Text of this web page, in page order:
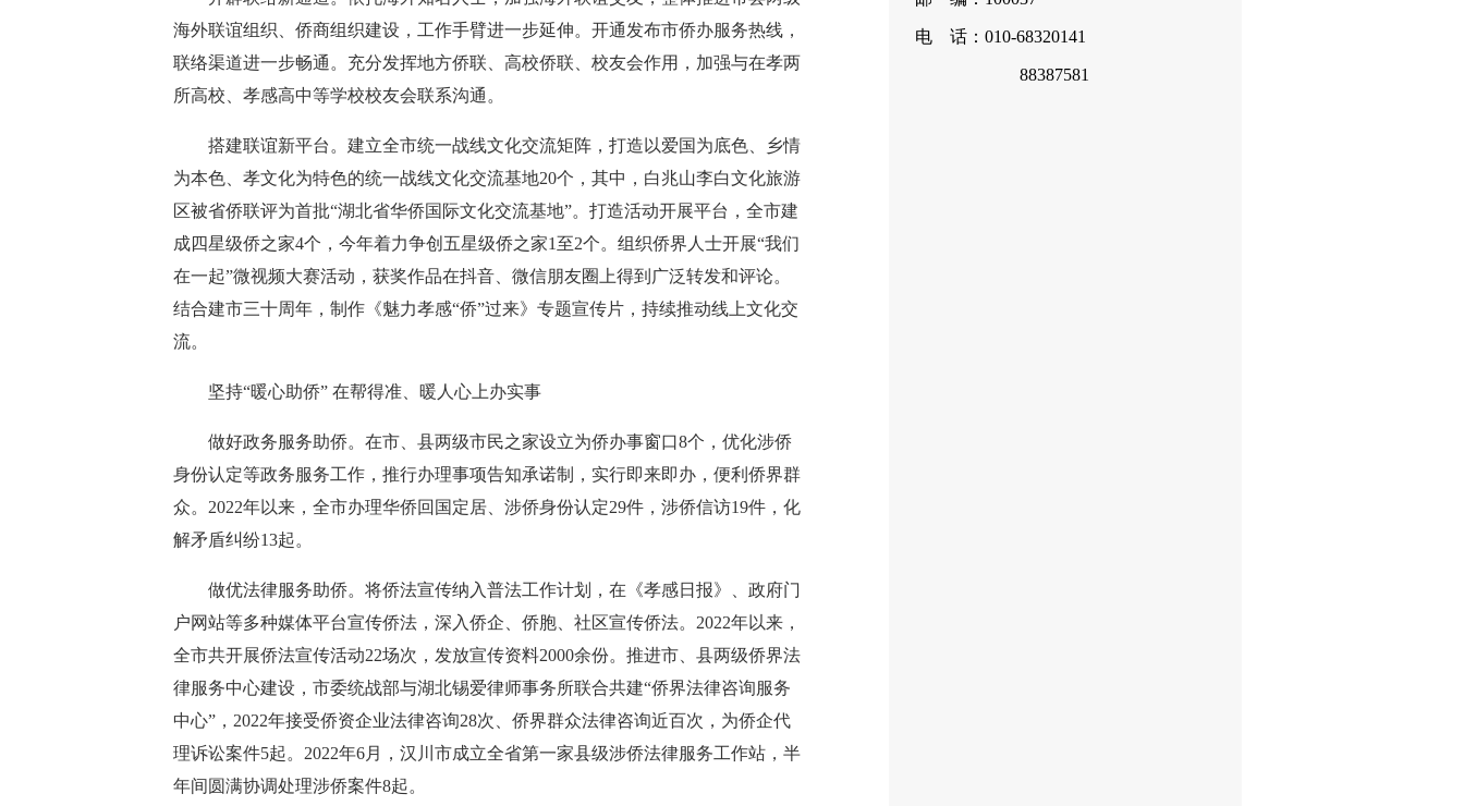
海外联谊组织、侨商组织建设，工作手臂进一步延伸。开通发布市侨办服务热线，
联络渠道进一步畅通。充分发挥地方侨联、高校侨联、校友会作用，加强与在孝两
所高校、孝感高中等学校校友会联系沟通。
搭建联谊新平台。建立全市统一战线文化交流矩阵，打造以爱国为底色、乡情
为本色、孝文化为特色的统一战线文化交流基地20个，其中，白兆山李白文化旅游
区被省侨联评为首批“湖北省华侨国际文化交流基地”。打造活动开展平台，全市建
成四星级侨之家4个，今年着力争创五星级侨之家1至2个。组织侨界人士开展“我们
在一起”微视频大赛活动，获奖作品在抖音、微信朋友圈上得到广泛转发和评论。
结合建市三十周年，制作《魅力孝感“侨”过来》专题宣传片，持续推动线上文化交
流。
坚持“暖心助侨” 在帮得准、暖人心上办实事
做好政务服务助侨。在市、县两级市民之家设立为侨办事窗口8个，优化涉侨
身份认定等政务服务工作，推行办理事项告知承诺制，实行即来即办，便利侨界群
众。2022年以来，全市办理华侨回国定居、涉侨身份认定29件，涉侨信访19件，化
解矛盾纠纷13起。
做优法律服务助侨。将侨法宣传纳入普法工作计划，在《孝感日报》、政府门
户网站等多种媒体平台宣传侨法，深入侨企、侨胞、社区宣传侨法。2022年以来，
全市共开展侨法宣传活动22场次，发放宣传资料2000余份。推进市、县两级侨界法
律服务中心建设，市委统战部与湖北锡爱律师事务所联合共建“侨界法律咨询服务
中心”，2022年接受侨资企业法律咨询28次、侨界群众法律咨询近百次，为侨企代
理诉讼案件5起。2022年6月，汉川市成立全省第一家县级涉侨法律服务工作站，半
年间圆满协调处理涉侨案件8起。
电 话：010-68320141
88387581